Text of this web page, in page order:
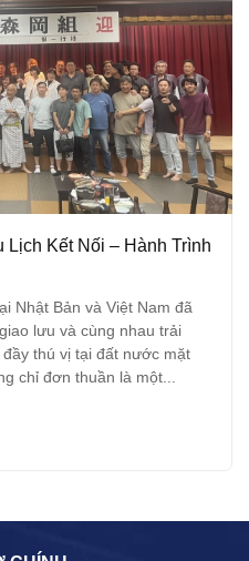
Lịch Kết Nối – Hành Trình
Nhật Bản và Việt Nam đã
lưu và cùng nhau trải
thú vị tại đất nước mặt
chỉ đơn thuần là một...